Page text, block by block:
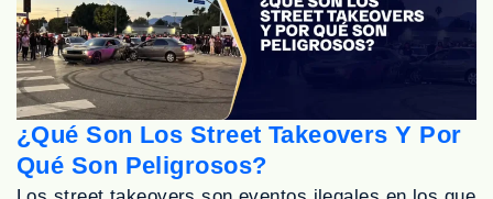
¿Qué Son Los Street Takeovers Y Por
Qué Son Peligrosos?